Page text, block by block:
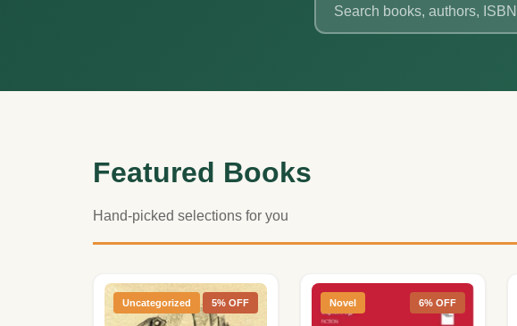
Featured Books
Hand-picked selections for you
Uncategorized 5% OFF Novel 6% OFF